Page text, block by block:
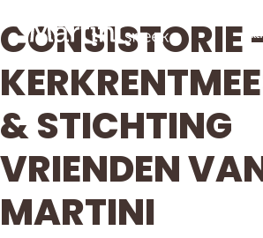
CONSISTORIE
& STICHTING
VRIENDEN
MARTINI